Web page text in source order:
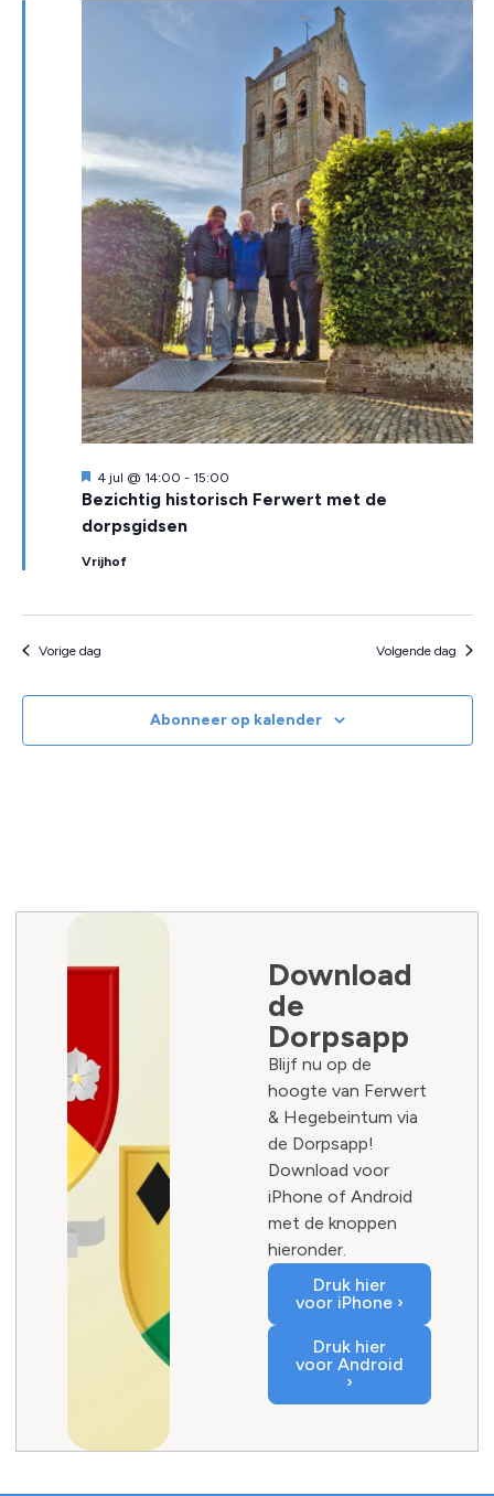
Bezichtig historisch Ferwert met de
dorpsgidsen
Uitgelicht
4 jul @ 14:00 - 15:00
Vrijhof
Vorige dag Volgende dag
Abonneer op kalender
Download
de
Dorpsapp
Blijf nu op de
hoogte van Ferwert
& Hegebeintum via
de Dorpsapp!
Download voor
iPhone of Android
met de knoppen
hieronder.
Druk hier
voor iPhone ›
Druk hier
voor Android
›